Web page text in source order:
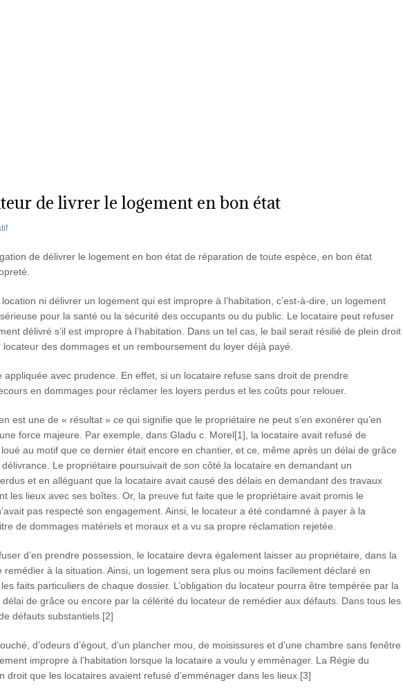
de livrer le logement en bon état
de délivrer le logement en bon état de réparation de toute espèce, en bon état
ni délivrer un logement qui est impropre à l’habitation, c’est-à-dire, un logement
pour la santé ou la sécurité des occupants ou du public. Le locataire peut refuser
délivré s’il est impropre à l’habitation. Dans un tel cas, le bail serait résilié de plein droit
des dommages et un remboursement du loyer déjà payé.
avec prudence. En effet, si un locataire refuse sans droit de prendre
en dommages pour réclamer les loyers perdus et les coûts pour relouer.
est une de « résultat » ce qui signifie que le propriétaire ne peut s’en exonérer qu’en
force majeure. Par exemple, dans Gladu c. Morel[1], la locataire avait refusé de
au motif que ce dernier était encore en chantier, et ce, même après un délai de grâce
Le propriétaire poursuivait de son côté la locataire en demandant un
et en alléguant que la locataire avait causé des délais en demandant des travaux
les lieux avec ses boîtes. Or, la preuve fut faite que le propriétaire avait promis le
pas respecté son engagement. Ainsi, le locateur a été condamné à payer à la
de dommages matériels et moraux et a vu sa propre réclamation rejetée.
d’en prendre possession, le locataire devra également laisser au propriétaire, dans la
à la situation. Ainsi, un logement sera plus ou moins facilement déclaré en
faits particuliers de chaque dossier. L’obligation du locateur pourra être tempérée par la
délai de grâce ou encore par la célérité du locateur de remédier aux défauts. Dans tous les
défauts substantiels.[2]
d’odeurs d’égout, d’un plancher mou, de moisissures et d’une chambre sans fenêtre
impropre à l’habitation lorsque la locataire a voulu y emménager. La Régie du
droit que les locataires avaient refusé d’emménager dans les lieux.[3]